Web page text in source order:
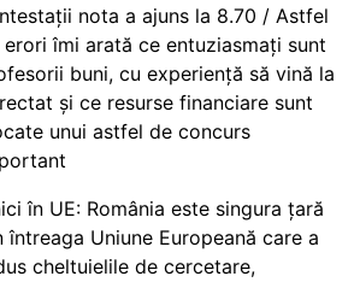
nota a ajuns la 8.70 / Astfel
erori îmi arată ce entuziasmați sunt
buni, cu experiență să vină la
și ce resurse financiare sunt
unui astfel de concurs
în UE: România este singura țară
întreaga Uniune Europeană care a
cheltuielile de cercetare,